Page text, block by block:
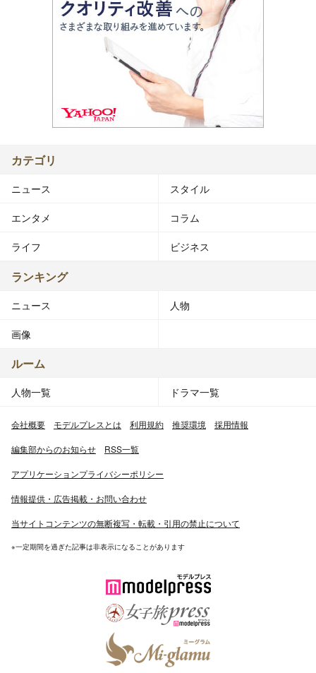
カテゴリ
ニュース スタイル
エンタメ コラム
ライフ ビジネス
ランキング
ニュース 人物
画像
ルーム
人物一覧 ドラマ一覧
会社概要 モデルプレスとは 利用規約 推奨環境 採用情報
編集部からのお知らせ RSS一覧
アプリケーションプライバシーポリシー
情報提供・広告掲載・お問い合わせ
当サイトコンテンツの無断複写・転載・引用の禁止について
※一定期間を過ぎた記事は非表示になることがあります